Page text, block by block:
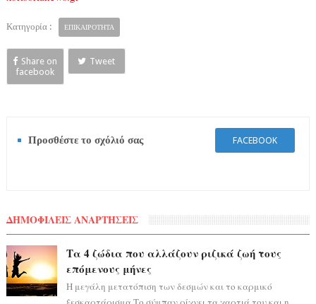
Κατηγορία : ΕΠΙΚΑΙΡΟΤΗΤΑ
Share on
facebook
Tweet
Προσθέστε το σχόλιό σας FACEBOOK
ΔΗΜΟΦΙΛΕΙΣ ΑΝΑΡΤΗΣΕΙΣ
Τα 4 ζώδια που αλλάζουν ριζικά ζωή τους
επόμενους μήνες
Η μεγάλη μετατόπιση των δεσμών και το καρμικό